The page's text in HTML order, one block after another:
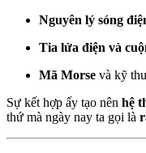
Nguyên lý sóng
Tia lửa điện và
Mã Morse và kỹ
Sự kết hợp ấy tạo nên hệ
thứ mà ngày nay ta gọi là